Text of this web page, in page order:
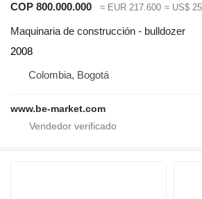
COP 800.000.000
≈ EUR 217.600 ≈ US$
Maquinaria de construcción - bulldozer
2008
Colombia, Bogotá
www.be-market.com